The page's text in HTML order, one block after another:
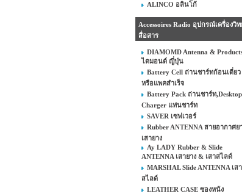
ALINCO อลินโก้
Accessoires Radio อุปกรณ์เครื่องวิท
สื่อสาร
DIAMOMD Antenna &
ไดมอนด์ ญี่ปุ่น
Battery Cell ถ่านชาร์ทก้อนเดี่ยว
หรือแพคสำเร็จ
Battery Pack ถ่านชาร์ท,Desktop
Charger แท่นชาร์ท
SAVER เซฟเวอร์
Rubber ANTENNA สายอากาศย
เสายาง
Ay LADY Rubber & Slide
ANTENNA เสายาง & เสาสไลด์
MARSHAL Slide ANTENNA เสา
สไลด์
LEATHER CASE ซองหนัง